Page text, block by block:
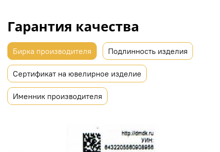
Гарантия качества
Бирка производителя Подлинность изделия
Сертификат на ювелирное изделие
Именник производителя